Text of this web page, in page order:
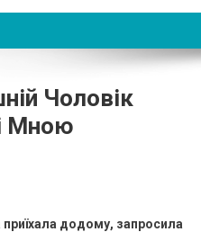
Чоловік
Мною
приїхала додому, запросила